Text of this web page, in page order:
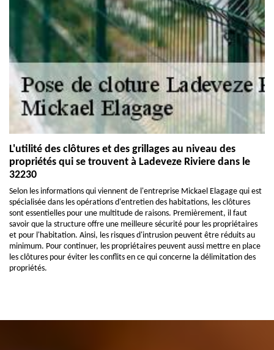
L'utilité des clôtures et des grillages au niveau des
propriétés qui se trouvent à Ladeveze Riviere dans le
32230
Selon les informations qui viennent de l'entreprise Mickael Elagage qui est
spécialisée dans les opérations d'entretien des habitations, les clôtures
sont essentielles pour une multitude de raisons. Premièrement, il faut
savoir que la structure offre une meilleure sécurité pour les propriétaires
et pour l'habitation. Ainsi, les risques d'intrusion peuvent être réduits au
minimum. Pour continuer, les propriétaires peuvent aussi mettre en place
les clôtures pour éviter les conflits en ce qui concerne la délimitation des
propriétés.